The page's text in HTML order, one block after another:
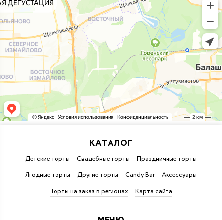
КАТАЛОГ
Детские торты Свадебные торты
Праздничные торты
Ягодные торты
Другие торты Candy Bar
Аксессуары
Торты на заказ в регионах
Карта сайта